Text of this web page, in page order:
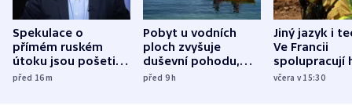
Spekulace o
přímém ruském
útoku jsou pošetilé,
míní estonský
před 16m
Pobyt u vodních
ploch zvyšuje
duševní pohodu,
ukázala
před 9h
Jiný jazyk i
Ve Francii
spolupracují
různých zemí
včera v 15:30